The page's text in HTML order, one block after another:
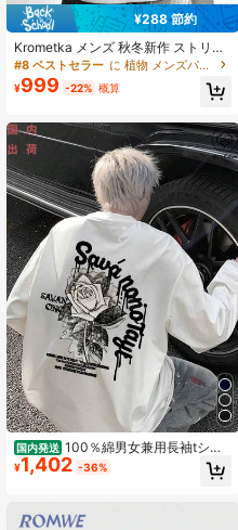
¥288 節約
Krometka メンズ 秋冬新作 ストリー
トファッション アートパンク ゴシッ
クパンク ストリートスタイル エンジ
ェル&トゲワイヤー グラフィックプ
#8 ベストセラー に 植物 メンズパーカー&スウェットシャツ
¥999 -22% 概算
国内発送 100％綿男女兼用長袖tシャ
ツ 秋服200g快適通気面白いtシャツ
アニメ ベスト tシャツ メンズ アウ
黒 日常のレジャーにどんなスタイル
¥1,402 -36%